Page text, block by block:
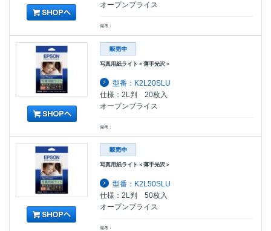
オープンプライス
備考：
写真用紙ライト＜薄手光沢＞
型番：K2L20SLU
仕様：2L判 20枚入
オープンプライス
備考：
写真用紙ライト＜薄手光沢＞
型番：K2L50SLU
仕様：2L判 50枚入
オープンプライス
備考：